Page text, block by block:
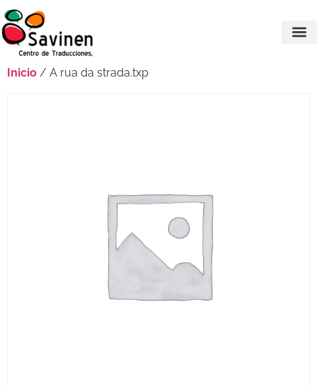
Inicio / A rua da strada.txp